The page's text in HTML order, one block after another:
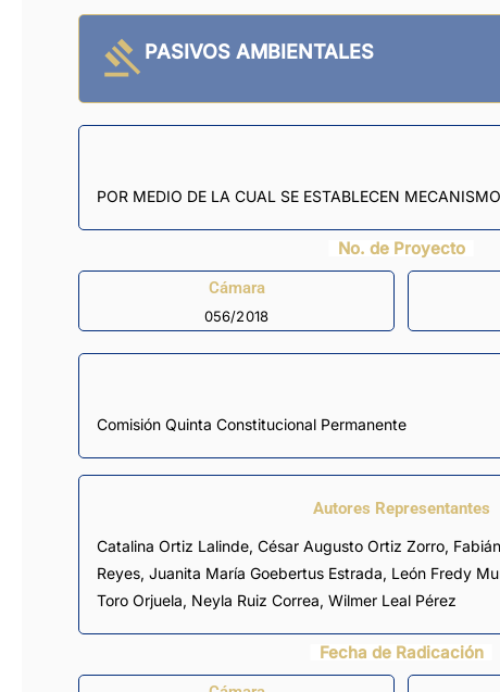
PASIVOS AMBIENTALES
POR MEDIO DE LA CUAL SE ESTABLECEN
No. de Proyecto
Cámara
056/2018
Comisión Quinta Constitucional Permanente
Autores Representantes
Catalina Ortiz Lalinde, César Augusto Ortiz Zorro,
Reyes, Juanita María Goebertus Estrada, León Fredy
Toro Orjuela, Neyla Ruiz Correa, Wilmer Leal Pérez
Fecha de Radicación